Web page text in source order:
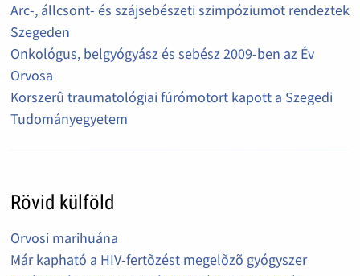
Arc-, állcsont- és szájsebészeti szimpóziumot rendeztek
Szegeden
Onkológus, belgyógyász és sebész 2009-ben az Év
Orvosa
Korszerû traumatológiai fúrómotort kapott a Szegedi
Tudományegyetem
Rövid külföld
Orvosi marihuána
Már kapható a HIV-fertõzést megelõzõ gyógyszer